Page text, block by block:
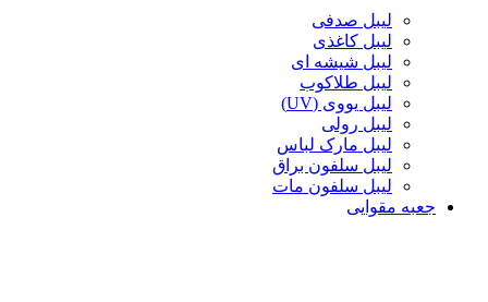
لیبل صدفی
لیبل کاغذی
لیبل شیشه ای
لیبل طلاکوب
لیبل یووی (UV)
لیبل رولی
لیبل مارک لباس
لیبل سلفون براق
لیبل سلفون مات
جعبه مقوایی